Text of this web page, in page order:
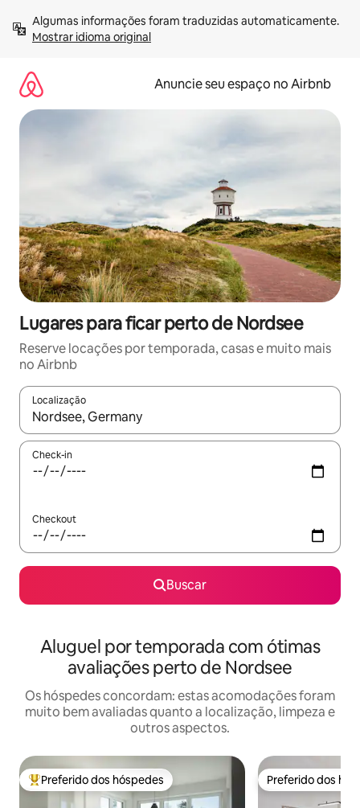
para
Mostrar idioma original
Anuncie seu espaço no Airbnb
Lugares para ficar perto de Nordsee
Reserve locações por temporada, casas e muito mais
no Airbnb
Localização
Quando os resultados estiverem disponíveis, explore-os
Check-in
Checkout
Buscar
Aluguel por temporada com ótimas
avaliações perto de Nordsee
Os hóspedes concordam: estas acomodações foram
muito bem avaliadas quanto a localização, limpeza e
outros aspectos.
Entre os melhores preferidos dos hóspedes
Preferido dos hóspedes Preferido dos
Preferido dos